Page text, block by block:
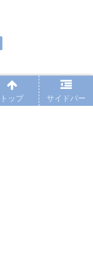
トップ サイドバー